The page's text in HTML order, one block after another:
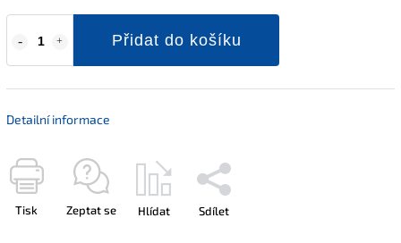
Přidat do košíku
Detailní informace
Tisk Zeptat se Hlídat Sdílet